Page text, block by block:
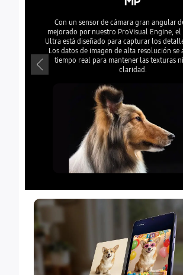
Con un sensor de cámara gran angular
mejorado por nuestro ProVisual Engine, el
Ultra está diseñado para capturar los
Los datos de imagen de alta resolución se
tiempo real para mantener las texturas
claridad.